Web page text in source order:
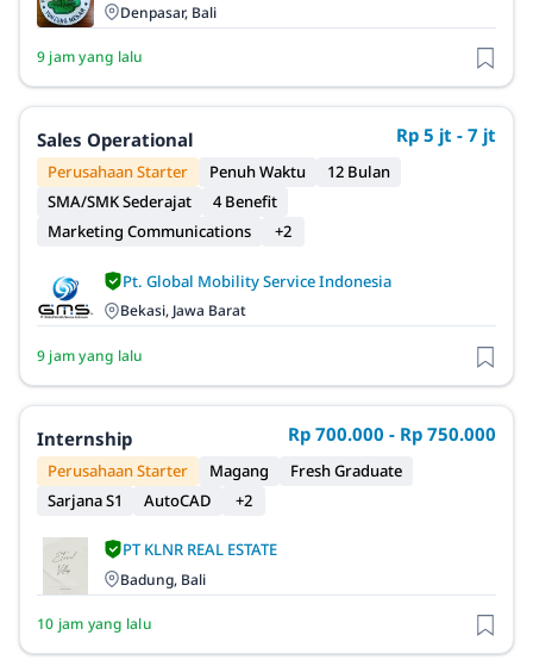
Denpasar, Bali
9 jam yang lalu
Sales Operational Rp 5 jt - 7 jt
Perusahaan Starter Penuh Waktu
12 Bulan
SMA/SMK Sederajat
4 Benefit
Marketing Communications
+2
Pt. Global Mobility Service Indonesia
Bekasi, Jawa Barat
9 jam yang lalu
Internship Rp 700.000 - Rp 750.000
Perusahaan Starter Magang
Fresh Graduate
Sarjana S1
AutoCAD +2
PT KLNR REAL ESTATE
Badung, Bali
10 jam yang lalu